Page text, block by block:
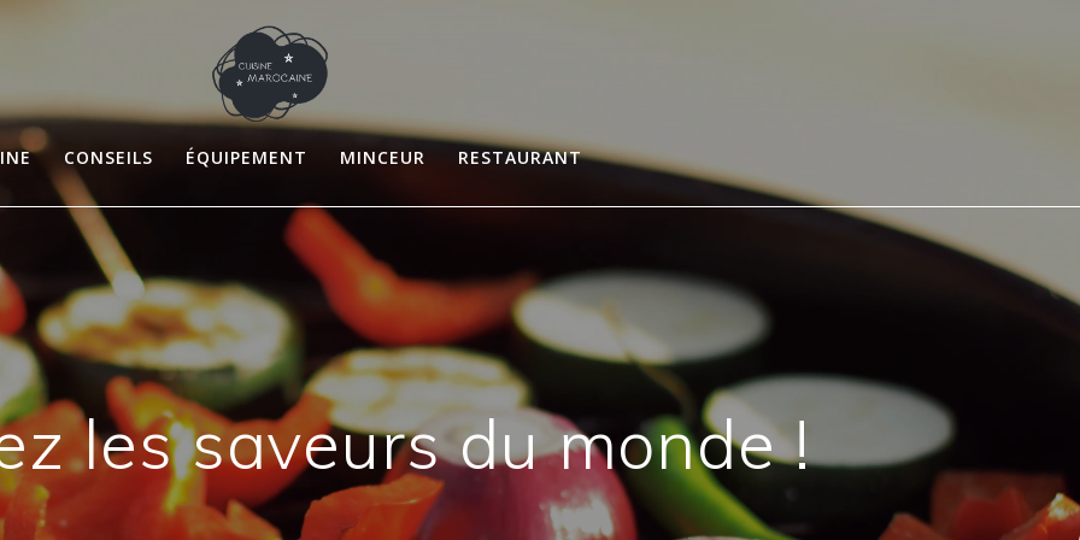
CONSEILS ÉQUIPEMENT MINCEUR RESTAURANT
les saveurs du monde !